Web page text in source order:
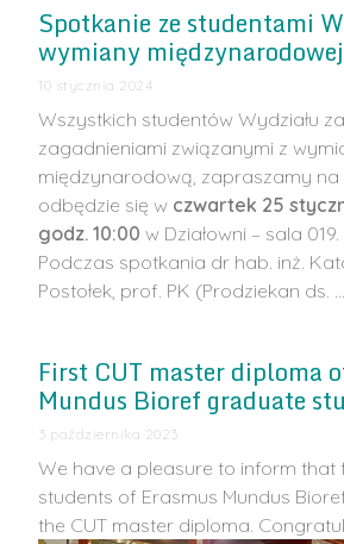
Spotkanie ze studentami
wymiany międzynarodowej
10 stycznia 2024
Wszystkich studentów Wydziału
zagadnieniami związanymi z
międzynarodową, zapraszamy
odbędzie się w czwartek 25
godz. 10:00 w Działowni – sala 019.
Podczas spotkania dr hab. inż.
Postołek, prof. PK (Prodziekan ds. …
First CUT master diploma
Mundus Bioref graduate
3 października 2023
We have a pleasure to inform
students of Erasmus Mundus
the CUT master diploma.